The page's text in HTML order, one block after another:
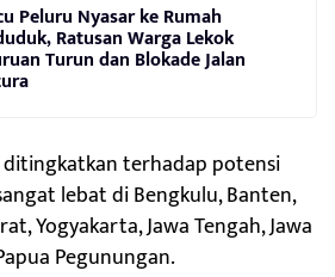
Peluru Nyasar ke Rumah
Ratusan Warga Lekok
Turun dan Blokade Jalan
ditingkatkan terhadap potensi
lebat di Bengkulu, Banten,
Yogyakarta, Jawa Tengah, Jawa
Pegunungan.